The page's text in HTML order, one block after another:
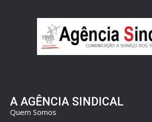
A AGÊNCIA SINDICAL
Quem Somos